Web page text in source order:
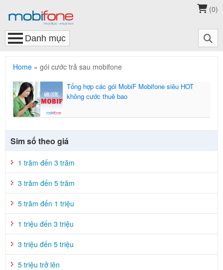
(0)
Home » gói cước trả sau mobifone
Tổng hợp các gói MobiF Mobifone siêu HOT
không cước thuê bao
Sim số theo giá
1 trăm đến 3 trăm
3 trăm đến 5 trăm
5 trăm đến 1 triệu
1 triệu đến 3 triệu
3 triệu đến 5 triệu
5 triệu trở lên